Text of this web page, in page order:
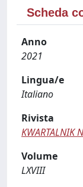
Scheda
Anno
2021
Lingua/e
Italiano
Rivista
KWARTALNIK
Volume
LXVIII